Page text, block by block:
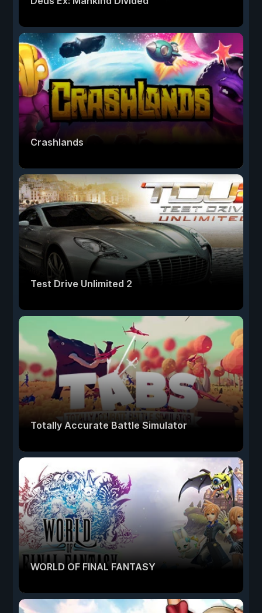
Crashlands
Test Drive Unlimited 2
Totally Accurate Battle Simulator
WORLD OF FINAL FANTASY